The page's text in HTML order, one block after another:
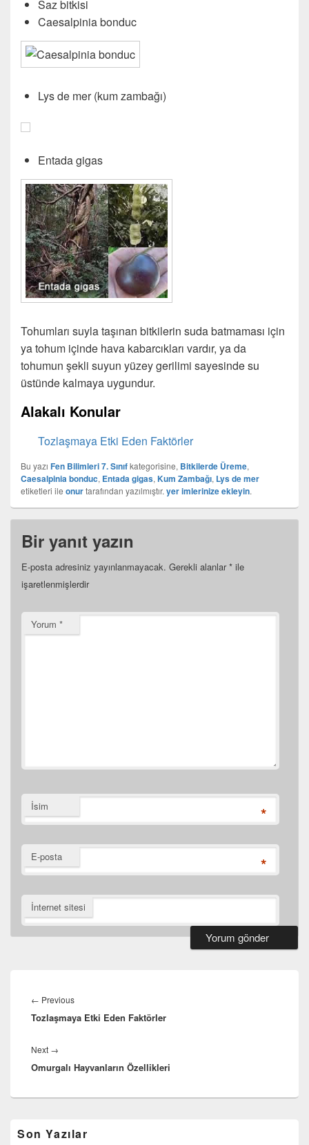
Saz bitkisi
Caesalpinia bonduc
Lys de mer (kum zambağı)
Entada gigas
Tohumları suyla taşınan bitkilerin suda batmaması için
ya tohum içinde hava kabarcıkları vardır, ya da
tohumun şekli suyun yüzey gerilimi sayesinde su
üstünde kalmaya uygundur.
Alakalı Konular
Tozlaşmaya Etki Eden Faktörler
Bu yazı Fen Bilimleri 7. Sınıfkategorisine, Bitkilerde Üreme,
Caesalpinia bonduc, Entada gigas, Kum Zambağı, Lys de mer
etiketleri ile onurtarafından yazılmıştır. yer imlerinize ekleyin.
Bir yanıt yazın
E-posta adresiniz yayınlanmayacak. Gerekli alanlar* ile
işaretlenmişlerdir
Yorum *
İsim *
E-posta *
İnternet sitesi
gezinmesi
← PreviousPrevious
post:
Tozlaşmaya Etki Eden Faktörler
Next →
post:
Omurgalı Hayvanların Özellikleri
yan
Son Yazılar